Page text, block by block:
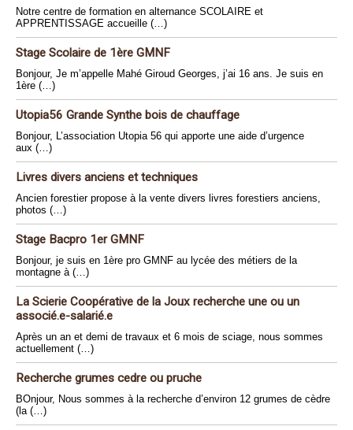
Notre centre de formation en alternance SCOLAIRE et
APPRENTISSAGE accueille (…)
Stage Scolaire de 1ère GMNF
Bonjour, Je m’appelle Mahé Giroud Georges, j’ai 16 ans. Je suis en
1ère (…)
Utopia56 Grande Synthe bois de chauffage
Bonjour, L’association Utopia 56 qui apporte une aide d’urgence
aux (…)
Livres divers anciens et techniques
Ancien forestier propose à la vente divers livres forestiers anciens,
photos (…)
Stage Bacpro 1er GMNF
Bonjour, je suis en 1ère pro GMNF au lycée des métiers de la
montagne à (…)
La Scierie Coopérative de la Joux recherche une ou un
associé.e-salarié.e
Après un an et demi de travaux et 6 mois de sciage, nous sommes
actuellement (…)
Recherche grumes cedre ou pruche
BOnjour, Nous sommes à la recherche d’environ 12 grumes de cèdre
(la (…)